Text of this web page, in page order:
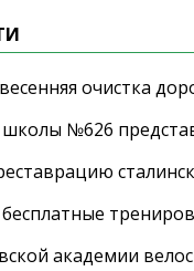
очистка
№626
академии